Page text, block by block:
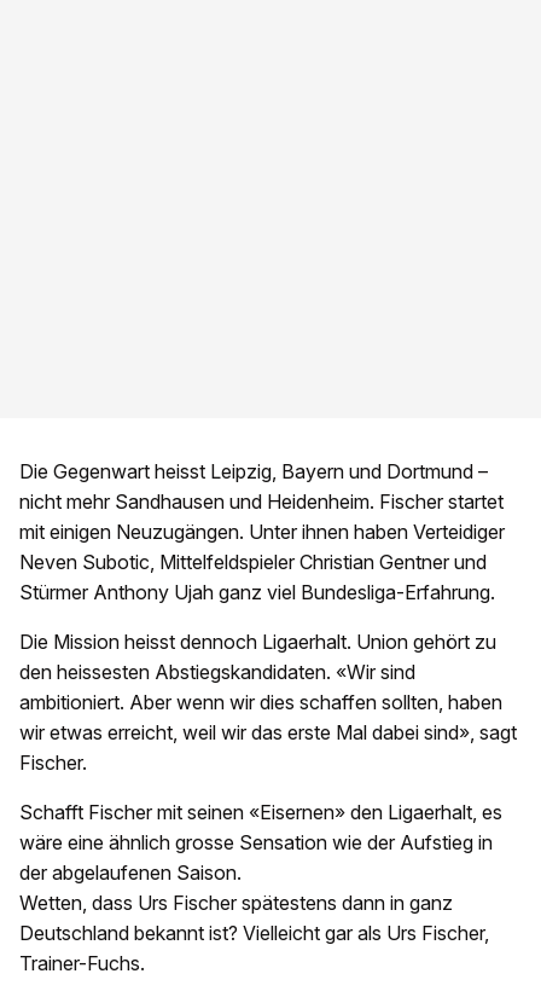
Die Gegenwart heisst Leipzig, Bayern und Dortmund –
nicht mehr Sandhausen und Heidenheim. Fischer startet
mit einigen Neu­zugängen. Unter ihnen haben Verteidiger
Neven Subotic, Mittelfeldspieler Christian Gentner und
Stürmer Anthony Ujah ganz viel Bundes­liga-Erfahrung.
Die Mission heisst dennoch Ligaerhalt. Union gehört zu
den heissesten Abstiegskandidaten. «Wir sind
ambitioniert. Aber wenn wir dies schaffen sollten, haben
wir etwas erreicht, weil wir das erste Mal dabei sind», sagt
Fischer.
Schafft Fischer mit seinen «Eisernen» den Ligaerhalt, es
wäre eine ähnlich grosse Sensation wie der Aufstieg in
der abgelaufenen Saison.
Wetten, dass Urs Fischer spätestens dann in ganz
Deutschland bekannt ist? Vielleicht gar als Urs Fischer,
Trainer-Fuchs.